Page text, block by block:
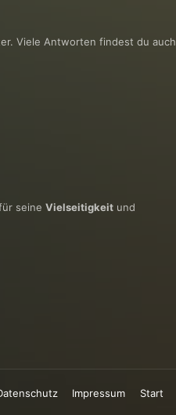
Viele Antworten findest du auch
seine Vielseitigkeit und
Impressum Start